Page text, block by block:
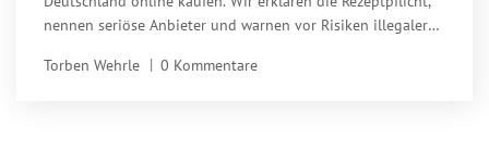
nennen seriöse Anbieter und warnen vor Risiken illegaler
Torben Wehrle
0 Kommentare